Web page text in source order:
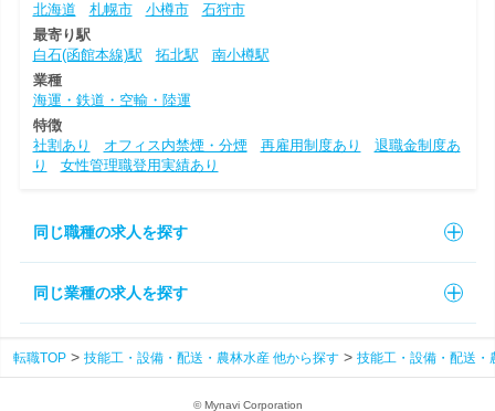
北海道
札幌市 小樽市
石狩市
最寄り駅
白石(函館本線)駅
拓北駅
南小樽駅
業種
海運・鉄道・空輸・陸運
特徴
社割あり
オフィス内禁煙・分煙 再雇用制度あり
退職金制度あ
り
女性管理職登用実績あり
同じ職種の求人を探す
同じ業種の求人を探す
転職TOP 技能工・設備・配送・農林水産 他から探す 技能工・設備・配送・
© Mynavi Corporation